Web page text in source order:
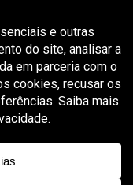
Wall Hein"
com “Será” após
de views em 24